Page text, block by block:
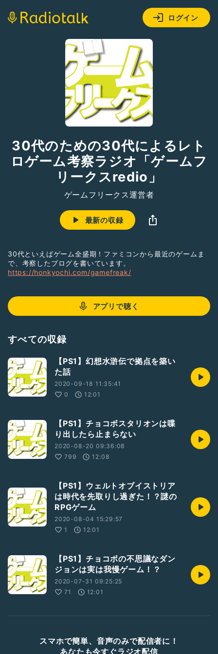
ログイン
30代のための30代によるレト
ロゲーム考察ラジオ「ゲームフ
リークスredio」
ゲームフリークス運営者
最新の収録
30代といえばゲーム全盛期！ファミコンから最近のゲームま
で、考察したブログを書いています。
https://honkyochi.com/gamefreak/
アプリで聴く
すべての収録
【PS1】幻想水滸伝で拠点を築い
た話
2020-09-18 11:35:41
0
12:01
【PS1】チョコボスタリオンは喋
り出したら止まらない
2020-08-20 09:36:08
799
12:08
【PS1】ウェルトオブイストリア
は時代を先取りし過ぎた！？謎の
RPGゲーム
2020-08-04 15:29:57
1
12:01
【PS1】チョコボの不思議なダン
ジョンは実は我慢ゲーム！？
2020-07-31 09:25:25
71
12:01
スマホで簡単、音声のみで配信者に！
あなたも今すぐラジオ配信